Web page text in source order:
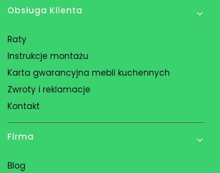
Linki w stopce
Obsługa Klienta
Raty
Instrukcje montażu
Karta gwarancyjna mebli kuchennych
Zwroty i reklamacje
Kontakt
Firma
Blog